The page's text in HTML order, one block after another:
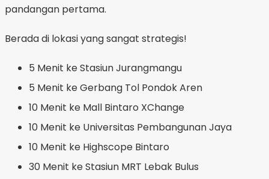
pandangan pertama.
Berada di lokasi yang sangat strategis!
5 Menit ke Stasiun Jurangmangu
5 Menit ke Gerbang Tol Pondok Aren
10 Menit ke Mall Bintaro XChange
10 Menit ke Universitas Pembangunan Jaya
10 Menit ke Highscope Bintaro
30 Menit ke Stasiun MRT Lebak Bulus